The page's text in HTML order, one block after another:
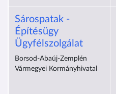
Sárospatak -
Építésügy
Ügyfélszolgálat
Borsod-Abaúj-Zemplén
Vármegyei Kormányhivatal